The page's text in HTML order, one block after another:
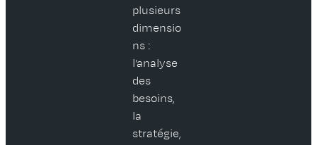
plusieurs
dimensio
ns :
l’analyse
des
besoins,
la
stratégie,